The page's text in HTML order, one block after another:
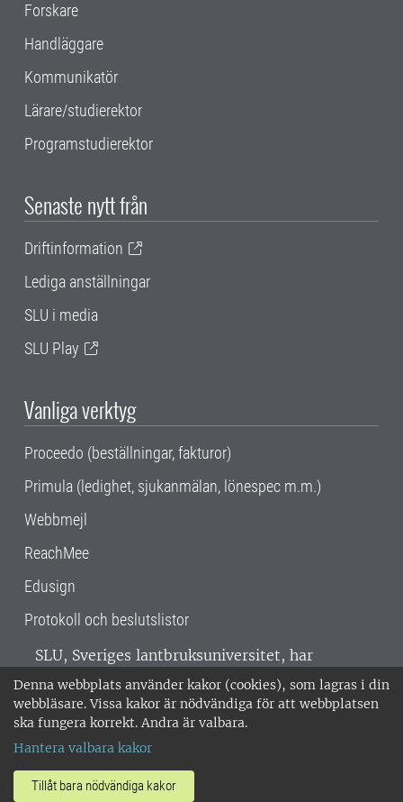
Denna webbplats använder kakor (cookies), som lagras i din
webbläsare. Vissa kakor är nödvändiga för att webbplatsen
ska fungera korrekt. Andra är valbara.
Hantera valbara kakor
Tillåt bara nödvändiga kakor
Forskare
Handläggare
Kommunikatör
Lärare/studierektor
Programstudierektor
Senaste nytt från
Driftinformation
Lediga anställningar
SLU i media
SLU Play
Vanliga verktyg
Proceedo (beställningar, fakturor)
Primula (ledighet, sjukanmälan, lönespec m.m.)
Webbmejl
ReachMee
Edusign
Protokoll och beslutslistor
SLU, Sveriges lantbruksuniversitet, har
verksamhet över hela Sverige. Huvudorter är
Alnarp, Uppsala och Umeå.SLU är
miljöcertifierat enligt ISO 14001. •
018-67 10 00 • Org nr: 202100-2817 •
Om SLU:s webbplatser